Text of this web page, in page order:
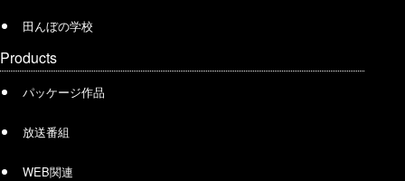
田んぼの学校
Products
パッケージ作品
放送番組
WEB関連